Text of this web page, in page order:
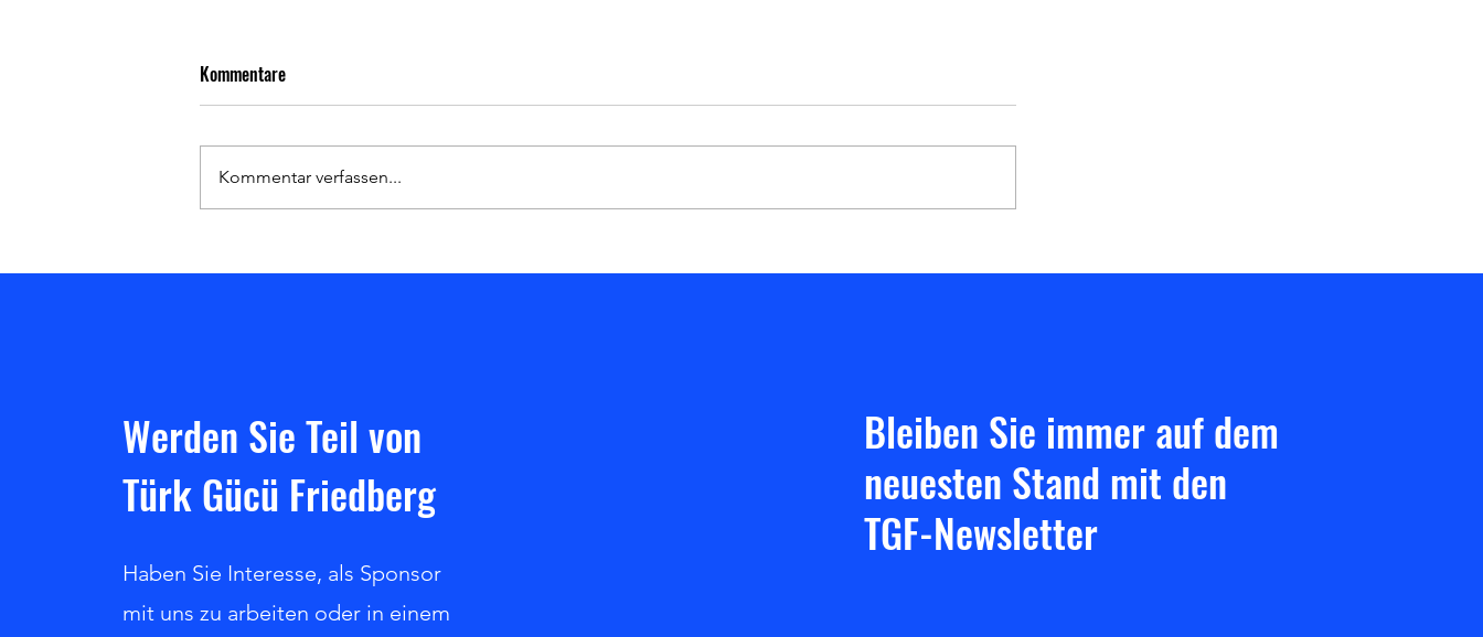
Zuversicht in die nächsten Spiele!
In der Auftaktwoche in Gießen
macht Hoffnung auf den Triple-
Kommentare
Kommentar verfassen...
Werden Sie Teil von
Türk Gücü Friedberg
Haben Sie Interesse, als Sponsor
mit uns zu arbeiten oder in einem
Bleiben Sie immer auf dem
neuesten Stand mit den
TGF-Newsletter